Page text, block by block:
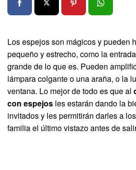
Los espejos son mágicos y pueden
pequeño y estrecho, como la
grande de lo que es. Pueden
lámpara colgante o una araña, o la
ventana. Lo mejor de todo es que al
con espejos les estarán dando la
invitados y les permitirán darles a
familia el último vistazo antes de